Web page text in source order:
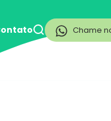
Chame